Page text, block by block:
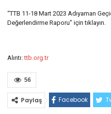
“TTB 11-18 Mart 2023 Adıyaman
Değerlendirme Raporu” için tıklayın.
Alıntı:ttb.org.tr
56
Paylaş Facebook